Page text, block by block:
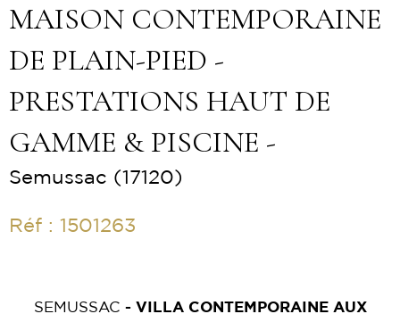
MAISON CONTEMPORAINE
DE PLAIN-PIED -
PRESTATIONS HAUT DE
GAMME & PISCINE -
Semussac (17120)
Réf : 1501263
SEMUSSAC - VILLA CONTEMPORAINE AUX